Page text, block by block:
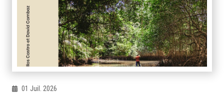
01 Juil. 2026